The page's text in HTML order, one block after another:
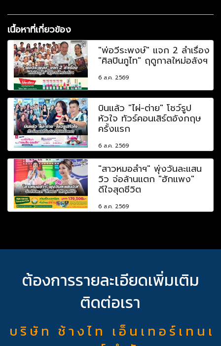
เนื้อหาที่เกี่ยวข้อง
"พ่อวีระพงษ์" แจก 2 ลำเรื่อง
"ศิลปินภูไท" ฤดูกาลใหม่อลังฯ
6 ส.ค. 2569
บินแล้ว "ไผ่-ต่าย" โชว์รูป
หัวใจ ทัวร์คอนเสิร์ตอังกฤษ
ครั้งแรก
6 ส.ค. 2569
"สาวหมอลำฯ" พุ่งวันละแสน
วิว จ่อล้านแตก "ฮักแพง"
ดีใจสุดชีวิต
6 ส.ค. 2569
ต้องการรายละเอียดเพิ่มเติม
ติดต่อเรา
บ ริ ษั ท ช้ า ง ไ ท เ อ็ น เ ท อ ร์ เ ท น เ